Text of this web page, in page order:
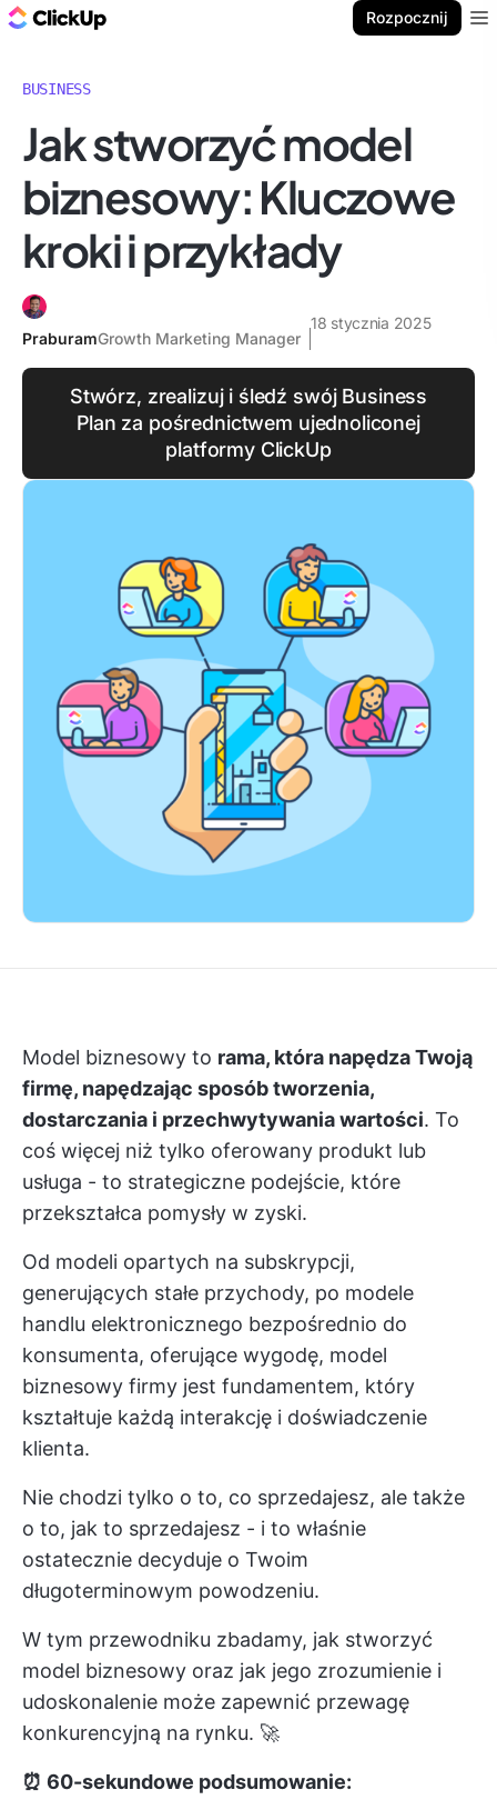
Rozpocznij
BUSINESS
Jak stworzyć model
biznesowy: Kluczowe
kroki i przykłady
PraburamGrowth Marketing Manager
18 stycznia 2025
Stwórz, zrealizuj i śledź swój Business
Plan za pośrednictwem ujednoliconej
platformy ClickUp
Model biznesowy to rama, która napędza Twoją
firmę, napędzając sposób tworzenia,
dostarczania i przechwytywania wartości. To
coś więcej niż tylko oferowany produkt lub
usługa - to strategiczne podejście, które
przekształca pomysły w zyski.
Od modeli opartych na subskrypcji,
generujących stałe przychody, po modele
handlu elektronicznego bezpośrednio do
konsumenta, oferujące wygodę, model
biznesowy firmy jest fundamentem, który
kształtuje każdą interakcję i doświadczenie
klienta.
Nie chodzi tylko o to, co sprzedajesz, ale także
o to, jak to sprzedajesz - i to właśnie
ostatecznie decyduje o Twoim
długoterminowym powodzeniu.
W tym przewodniku zbadamy, jak stworzyć
model biznesowy oraz jak jego zrozumienie i
udoskonalenie może zapewnić przewagę
konkurencyjną na rynku. 🚀
⏰ 60-sekundowe podsumowanie: